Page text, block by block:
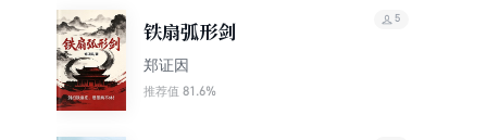
铁扇弧形剑
郑证因
推荐值 81.6%
5